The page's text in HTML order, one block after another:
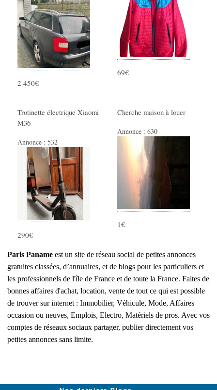
2 450€
69€
Trotinette électrique Xiaomi
M36
Annonce : 532
290€
Cherche maison à louer
Annonce :630
1€
Paris Paname est un site de réseau social de petites annonces
gratuites classées, d’annuaires, et de blogs pour les particuliers et
les professionnels de l'île de France et de toute la France. Faites de
bonnes affaires d'achat, location, vente de tout ce qui est possible
de trouver sur internet : Immobilier, Véhicule, Mode, Affaires
occasion ou neuves, Emplois, Electro, Matériels de pros. Avec vos
comptes de réseaux sociaux partager, publier directement vos
petites annonces sans limite.